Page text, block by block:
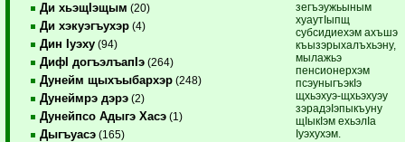
Ди хьэщIэщым (20)
Ди хэкуэгъухэр (4)
Дин Iуэху (94)
ДифI догъэлъапIэ (264)
Дунейм щыхъыбархэр (248)
Дунеймрэ дэрэ (2)
Дунейпсо Адыгэ Хасэ (1)
Дыгъуасэ (165)
зегъэужьыным
хуаутIыпщ
субсидиехэм ахъшэ
къызэрыхалъхьэну,
мылажьэ
пенсионерхэм
псэуныгъэкIэ
щхьэхуэ-щхьэхуэу
зэрадэIэпыкъуну
щIыкIэм ехьэлIа
Iуэхухэм.